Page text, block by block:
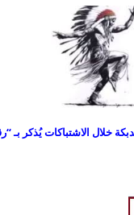
خلال الاشتباكات يُذكر بـ